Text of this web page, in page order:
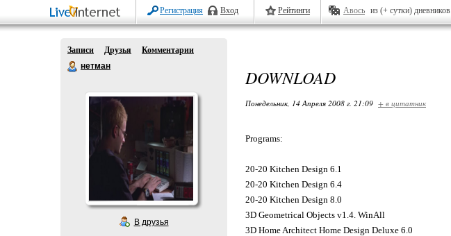
Регистрация Вход Рейтинги Авось из (+ сутки) дневников
Записи Друзья
Комментарии
нетман
В друзья
DOWNLOAD
Понедельник, 14 Апреля 2008 г. 21:09 + в цитатник
Programs:
20-20 Kitchen Design 6.1
20-20 Kitchen Design 6.4
20-20 Kitchen Design 8.0
3D Geometrical Objects v1.4. WinAll
3D Home Architect Home Design Deluxe 6.0